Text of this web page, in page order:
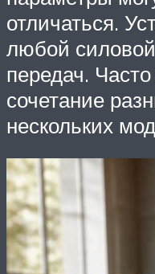
отличаться.
любой силовой
передач.
сочетание
нескольких